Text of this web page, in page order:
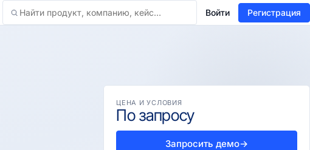
Найти Войти Регистрация
ЦЕНА И УСЛОВИЯ
По запросу
Запросить демо→